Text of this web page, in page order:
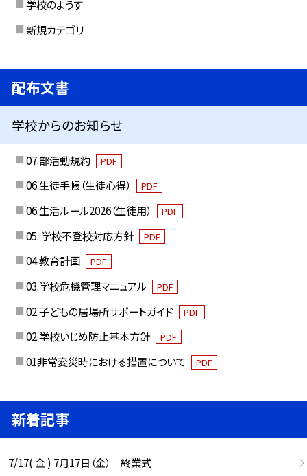
学校のようす
新規カテゴリ
配布文書
学校からのお知らせ
07.部活動規約 PDF
06.生徒手帳（生徒心得） PDF
06.生活ルール2026（生徒用） PDF
05. 学校不登校対応方針 PDF
04.教育計画 PDF
03.学校危機管理マニュアル PDF
02.子どもの居場所サポートガイド PDF
02.学校いじめ防止基本方針 PDF
01非常変災時における措置について PDF
新着記事
7/17( 金 ) 7月17日（金） 終業式